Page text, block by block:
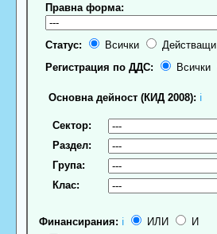
Правна форма:
Статус: Всички Действащи
Регистрация по ДДС:
Всички
Основна дейност (КИД 2008): ℹ
Сектор:
Раздел:
Група:
Клас:
Финансирания: ℹ ИЛИ
И